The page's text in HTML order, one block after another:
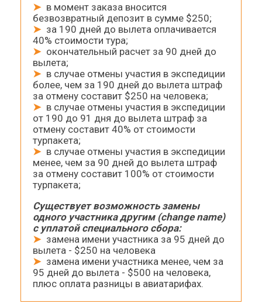
➤в момент заказа вносится
безвозвратный депозит в сумме $250;
➤за 190 дней до вылета оплачивается
40% стоимости тура;
➤окончательный расчет за 90 дней до
вылета;
➤в случае отмены участия в экспедиции
более, чем за 190 дней до вылета штраф
за отмену составит $250 на человека;
➤в случае отмены участия в экспедиции
от 190 до 91 дня до вылета штраф за
отмену составит 40% от стоимости
турпакета;
➤в случае отмены участия в экспедиции
менее, чем за 90 дней до вылета штраф
за отмену составит 100% от стоимости
турпакета;
Существует возможность замены
одного участника другим (change name)
с уплатой специального сбора:
➤замена имени участника за 95 дней до
вылета - $250 на человека
➤замена имени участника менее, чем за
95 дней до вылета - $500 на человека,
плюс оплата разницы в авиатарифах.